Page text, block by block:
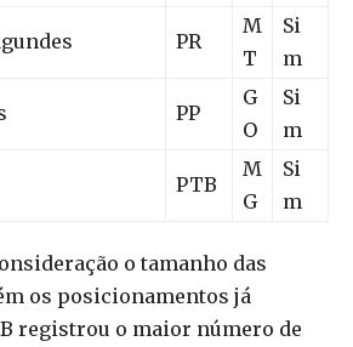
PR
M
T
Si
m
PP
G
O
Si
m
PTB
M
G
Si
m
o tamanho das
os posicionamentos já
registrou o maior número de